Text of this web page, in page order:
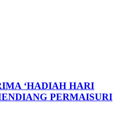
‘HADIAH HARI
PERMAISURI